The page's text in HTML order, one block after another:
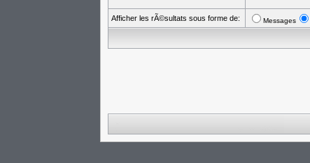
Afficher les rÃ©sultats sous forme de: Messages